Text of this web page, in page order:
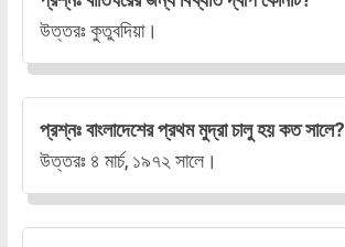
উত্তরঃ কুতুবদিয়া।
প্রশ্নঃ বাংলাদেশের প্রথম মুদ্রা চালু হয় কত সালে?
উত্তরঃ ৪ মার্চ, ১৯৭২ সালে।